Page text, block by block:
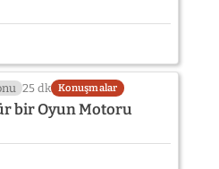
25 dk Konuşmalar
bir Oyun Motoru